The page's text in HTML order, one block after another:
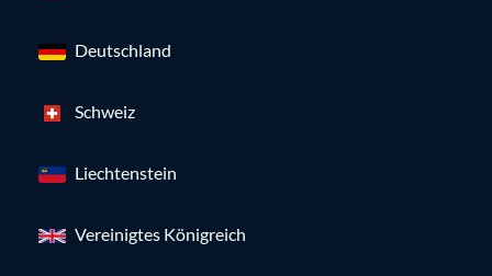
Deutschland
Schweiz
Liechtenstein
Vereinigtes Königreich